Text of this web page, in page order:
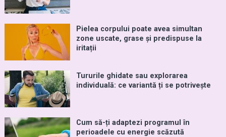
Pielea corpului poate avea simultan
zone uscate, grase și predispuse la
iritații
Tururile ghidate sau explorarea
individuală: ce variantă ți se potrivește
Cum să-ți adaptezi programul în
perioadele cu energie scăzută